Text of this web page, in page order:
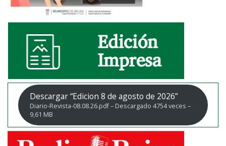
Descargar “Edicion 8 de agosto de 2026”
Diario-Revista-08.08.26.pdf – Descargado 4754 veces –
9,61 MB